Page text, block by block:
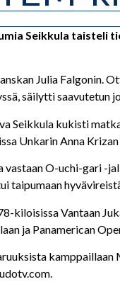
Seikkula taisteli
Julia Falgonin.
säilytti saavutetun
Seikkula kukisti
Unkarin Anna
vastaan O-uchi-gari
kiloisissa Vantaan
ja Panamerican